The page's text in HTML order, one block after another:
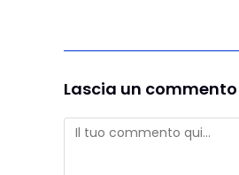
Lascia un commento